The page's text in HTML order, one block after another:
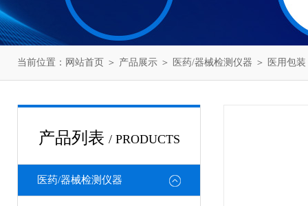
当前位置： 网站首页 ＞ 产品展示 ＞ 医药/器械检测仪器 ＞ 医用包装
产品列表 / PRODUCTS
医药/器械检测仪器